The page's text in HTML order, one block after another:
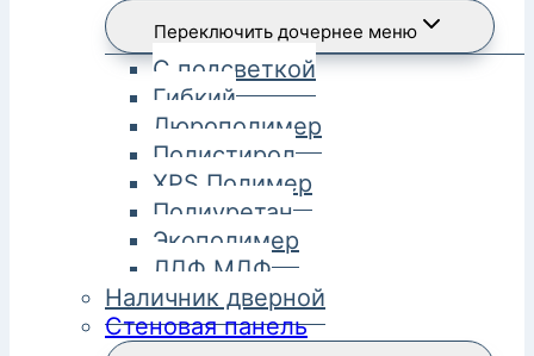
Переключить дочернее меню
С подсветкой
Гибкий
Дюрополимер
Полистирол
XPS Полимер
Полиуретан
Экополимер
ЛДФ МДФ
Наличник дверной
Стеновая панель